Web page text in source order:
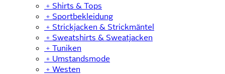
﹢ Shirts & Tops
﹢ Sportbekleidung
﹢ Strickjacken & Strickmäntel
﹢ Sweatshirts & Sweatjacken
﹢ Tuniken
﹢ Umstandsmode
﹢ Westen